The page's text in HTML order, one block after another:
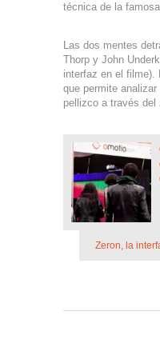
técnica de la
Las dos mentes
Thorp y John
interfaz en el filme).
que permite
pellizco a través del
Zeron, la